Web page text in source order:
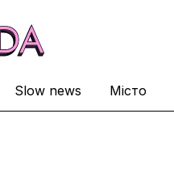
Slow news Місто